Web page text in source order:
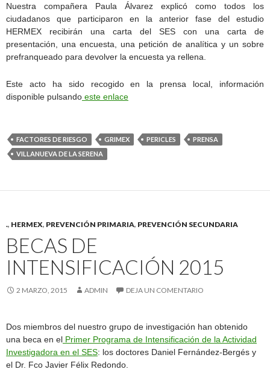
Nuestra compañera Paula Álvarez explicó como todos los
ciudadanos que participaron en la anterior fase del estudio
HERMEX recibirán una carta del SES con una carta de
presentación, una encuesta, una petición de analítica y un sobre
prefranqueado para devolver la encuesta ya rellena.
Este acto ha sido recogido en la prensa local, información
disponible pulsando este enlace
FACTORES DE RIESGO GRIMEX PERICLES
PRENSA
VILLANUEVA DE LA SERENA
., HERMEX, PREVENCIÓN PRIMARIA, PREVENCIÓN SECUNDARIA
BECAS DE
INTENSIFICACIÓN 2015
2 MARZO, 2015 ADMIN DEJA UN COMENTARIO
Dos miembros del nuestro grupo de investigación han obtenido
una beca en el Primer Programa de Intensificación de la Actividad
Investigadora en el SES: los doctores Daniel Fernández-Bergés y
el Dr. Fco Javier Félix Redondo.